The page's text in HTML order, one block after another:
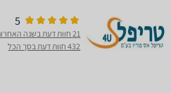
5
21 חוות דעת בשנה האחרונה
432 חוות דעת בסך הכל